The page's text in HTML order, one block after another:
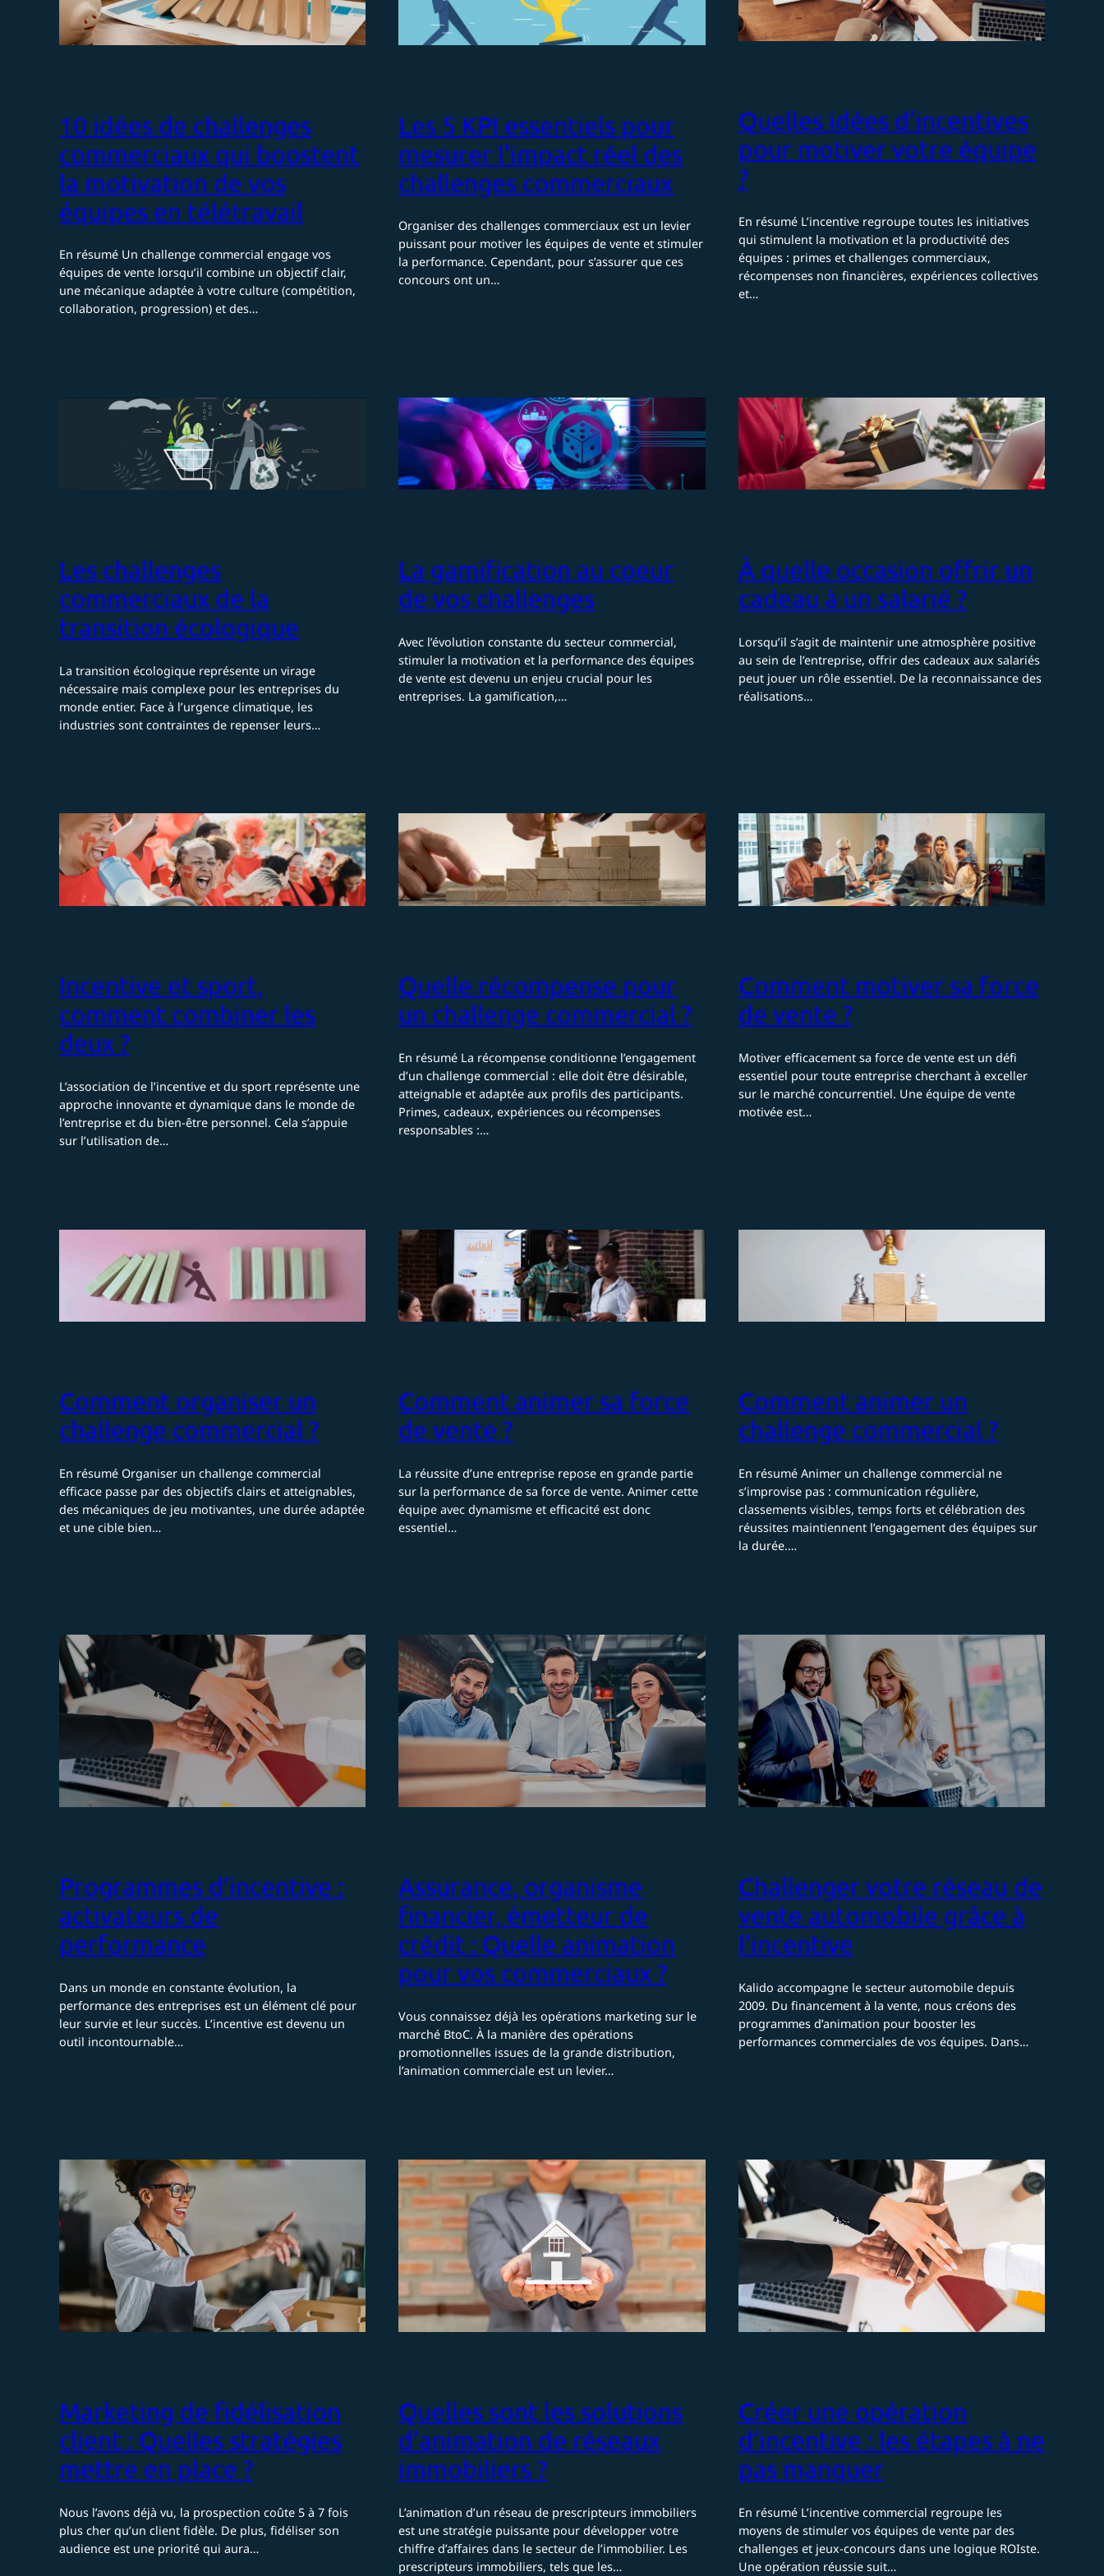
10 idées de challenges
commerciaux qui boostent
la motivation de vos
équipes en télétravail
En résumé Un challenge commercial engage vos
équipes de vente lorsqu’il combine un objectif clair,
une mécanique adaptée à votre culture (compétition,
collaboration, progression) et des…
Les 5 KPI essentiels pour
mesurer l’impact réel des
challenges commerciaux
Organiser des challenges commerciaux est un levier
puissant pour motiver les équipes de vente et stimuler
la performance. Cependant, pour s’assurer que ces
concours ont un…
Quelles idées d’incentives
pour motiver votre équipe
?
En résumé L’incentive regroupe toutes les initiatives
qui stimulent la motivation et la productivité des
équipes : primes et challenges commerciaux,
récompenses non financières, expériences collectives
et…
Les challenges
commerciaux de la
transition écologique
La transition écologique représente un virage
nécessaire mais complexe pour les entreprises du
monde entier. Face à l’urgence climatique, les
industries sont contraintes de repenser leurs…
La gamification au coeur
de vos challenges
Avec l’évolution constante du secteur commercial,
stimuler la motivation et la performance des équipes
de vente est devenu un enjeu crucial pour les
entreprises. La gamification,…
À quelle occasion offrir un
cadeau à un salarié ?
Lorsqu’il s’agit de maintenir une atmosphère positive
au sein de l’entreprise, offrir des cadeaux aux salariés
peut jouer un rôle essentiel. De la reconnaissance des
réalisations…
Incentive et sport,
comment combiner les
deux ?
L’association de l’incentive et du sport représente une
approche innovante et dynamique dans le monde de
l’entreprise et du bien-être personnel. Cela s’appuie
sur l’utilisation de…
Quelle récompense pour
un challenge commercial ?
En résumé La récompense conditionne l’engagement
d’un challenge commercial : elle doit être désirable,
atteignable et adaptée aux profils des participants.
Primes, cadeaux, expériences ou récompenses
responsables :…
Comment motiver sa force
de vente ?
Motiver efficacement sa force de vente est un défi
essentiel pour toute entreprise cherchant à exceller
sur le marché concurrentiel. Une équipe de vente
motivée est…
Comment organiser un
challenge commercial ?
En résumé Organiser un challenge commercial
efficace passe par des objectifs clairs et atteignables,
des mécaniques de jeu motivantes, une durée adaptée
et une cible bien…
Comment animer sa force
de vente ?
La réussite d’une entreprise repose en grande partie
sur la performance de sa force de vente. Animer cette
équipe avec dynamisme et efficacité est donc
essentiel…
Comment animer un
challenge commercial ?
En résumé Animer un challenge commercial ne
s’improvise pas : communication régulière,
classements visibles, temps forts et célébration des
réussites maintiennent l’engagement des équipes sur
la durée.…
Programmes d’incentive :
activateurs de
performance
Dans un monde en constante évolution, la
performance des entreprises est un élément clé pour
leur survie et leur succès. L’incentive est devenu un
outil incontournable…
Assurance, organisme
financier, émetteur de
crédit : Quelle animation
pour vos commerciaux ?
Vous connaissez déjà les opérations marketing sur le
marché BtoC. À la manière des opérations
promotionnelles issues de la grande distribution,
l’animation commerciale est un levier…
Challenger votre réseau de
vente automobile grâce à
l’incentive
Kalido accompagne le secteur automobile depuis
2009. Du financement à la vente, nous créons des
programmes d’animation pour booster les
performances commerciales de vos équipes. Dans…
Marketing de fidélisation
client : Quelles stratégies
mettre en place ?
Nous l’avons déjà vu, la prospection coûte 5 à 7 fois
plus cher qu’un client fidèle. De plus, fidéliser son
audience est une priorité qui aura…
Quelles sont les solutions
d’animation de réseaux
immobiliers ?
L’animation d’un réseau de prescripteurs immobiliers
est une stratégie puissante pour développer votre
chiffre d’affaires dans le secteur de l’immobilier. Les
prescripteurs immobiliers, tels que les…
Créer une opération
d’incentive : les étapes à ne
pas manquer
En résumé L’incentive commercial regroupe les
moyens de stimuler vos équipes de vente par des
challenges et jeux-concours dans une logique ROIste.
Une opération réussie suit…